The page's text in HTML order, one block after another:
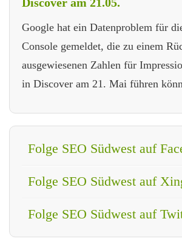
Google hat ein Datenproblem für
Console gemeldet, die zu einem
ausgewiesenen Zahlen für
in Discover am 21. Mai führen
Folge SEO Südwest auf
Folge SEO Südwest auf
Folge SEO Südwest auf